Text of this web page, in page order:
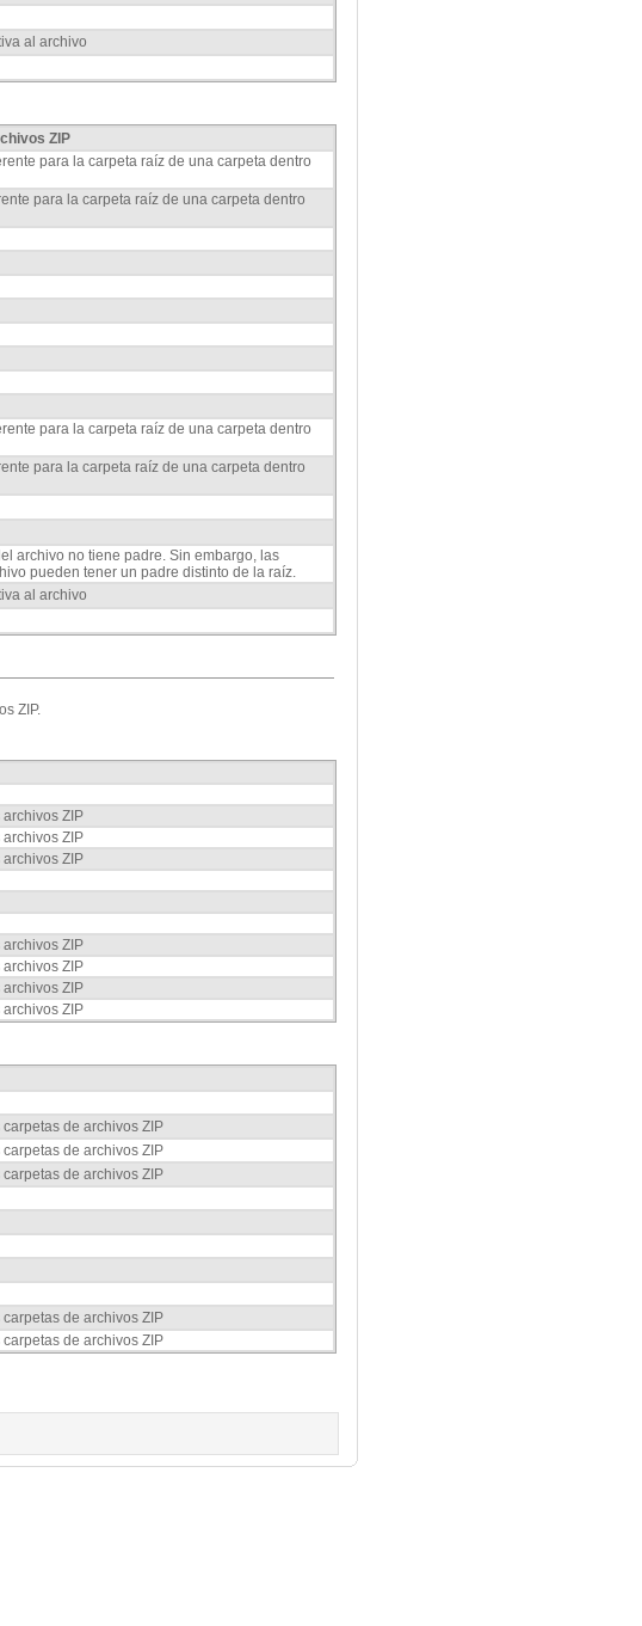
al archivo
ZIP
para la carpeta raíz de una carpeta dentro
para la carpeta raíz de una carpeta dentro
para la carpeta raíz de una carpeta dentro
para la carpeta raíz de una carpeta dentro
archivo no tiene padre. Sin embargo, las
pueden tener un padre distinto de la raíz.
al archivo
ZIP.
ZIP
ZIP
ZIP
ZIP
ZIP
ZIP
ZIP
de archivos ZIP
de archivos ZIP
de archivos ZIP
de archivos ZIP
de archivos ZIP